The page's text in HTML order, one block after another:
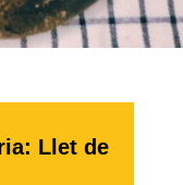
Llet de